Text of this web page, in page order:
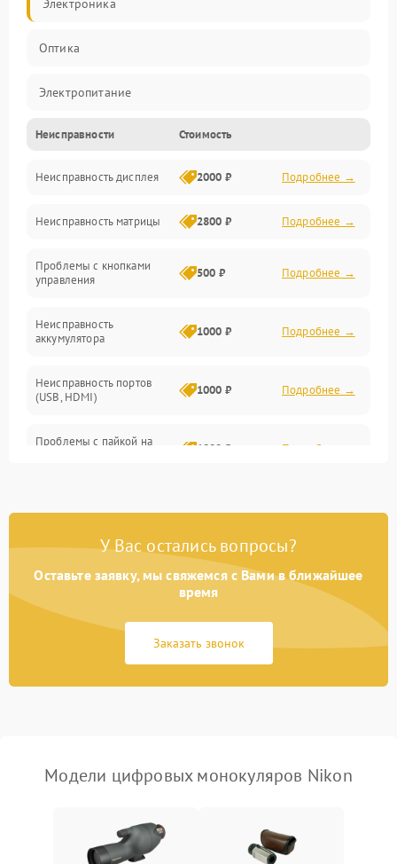
Электроника
Оптика
Электропитание
Видео
ПО
Управление
Механические повреждения
Неисправности Стоимость
Неисправность дисплея 2000 ₽ Подробнее →
Неисправность матрицы 2800 ₽ Подробнее →
Проблемы с кнопками
управления
500 ₽ Подробнее →
Неисправность
аккумулятора
1000 ₽ Подробнее →
Неисправность портов
(USB, HDMI)
1000 ₽ Подробнее →
Проблемы с пайкой на
1000 ₽ Подробнее →
процессора
Повреждение внутренних
проводов
500 ₽
Неисправность Wi-
Fi/Bluetooth модуля
1500 ₽
изображения
Проблемы с заземлением Подробнее →
У Вас остались вопросы?
Оставьте заявку, мы свяжемся с Вами в ближайшее
время
Заказать звонок
Модели цифровых монокуляров Nikon